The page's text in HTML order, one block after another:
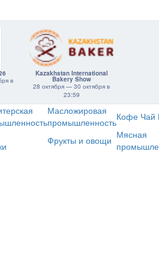
в
Kazakhstan International
Bakery Show
28 октября — 30 октября в
23:59
Масложировая
промышленностьКофе Чай
Фрукты и овощи Мясная